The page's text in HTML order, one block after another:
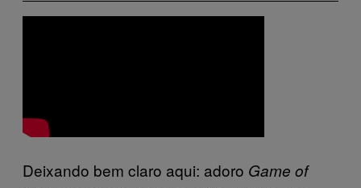
Deixando bem claro aqui: adoro Game of